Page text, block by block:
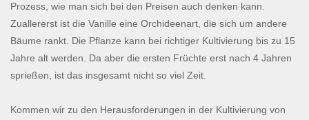
Prozess, wie man sich bei den Preisen auch denken kann.
Zuallererst ist die Vanille eine Orchideenart, die sich um andere
Bäume rankt. Die Pflanze kann bei richtiger Kultivierung bis zu 15
Jahre alt werden. Da aber die ersten Früchte erst nach 4 Jahren
sprießen, ist das insgesamt nicht so viel Zeit.
Kommen wir zu den Herausforderungen in der Kultivierung von